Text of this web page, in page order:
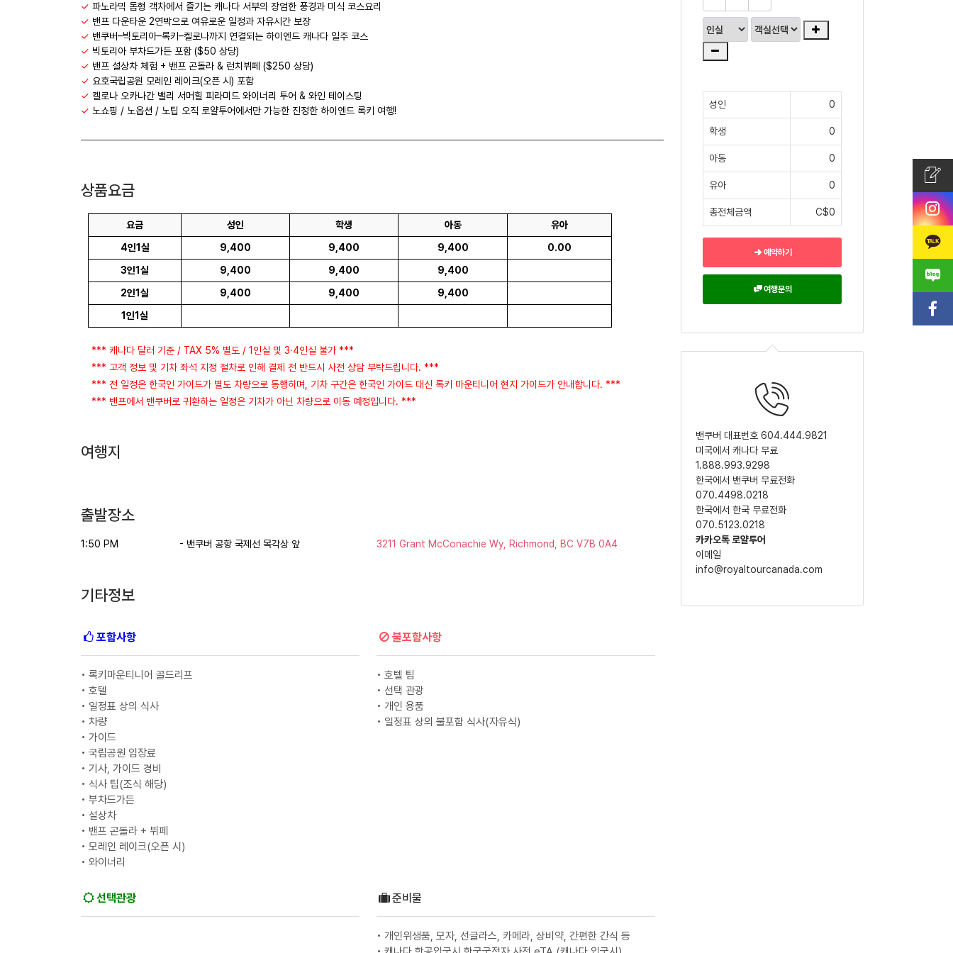
✓ 파노라믹 돔형 객차에서 즐기는 캐나다 서부의 장엄한 풍경과 미식 코스요리
✓ 밴프 다운타운 2연박으로 여유로운 일정과 자유시간 보장
✓ 밴쿠버–빅토리아–록키–켈로나까지 연결되는 하이엔드 캐나다 일주 코스
✓ 빅토리아 부차드가든 포함 ($50 상당)
✓ 밴프 설상차 체험 + 밴프 곤돌라 & 런치뷔페 ($250 상당)
✓ 요호국립공원 모레인 레이크(오픈 시) 포함
✓ 켈로나 오카나간 밸리 서머힐 피라미드 와이너리 투어 & 와인 테이스팅
✓ 노쇼핑 / 노옵션 / 노팁 오직 로얄투어에서만 가능한 진정한 하이엔드 록키 여행!
상품요금
요금 성인 학생 아동
유아
4인1실
9,400 9,400 9,400
0.00
3인1실
9,400 9,400
9,400
2인1실
9,400 9,400
9,400
1인1실
*** 캐나다 달러 기준 / TAX 5% 별도 / 1인실 및 3·4인실 불가 ***
*** 고객 정보 및 기차 좌석 지정 절차로 인해 결제 전 반드시 사전 상담 부탁드립니다. ***
*** 전 일정은 한국인 가이드가 별도 차량으로 동행하며, 기차 구간은 한국인 가이드 대신 록키 마운티니어 현지 가이드가 안내합니다. ***
*** 밴프에서 밴쿠버로 귀환하는 일정은 기차가 아닌 차량으로 이동 예정입니다. ***
여행지
출발장소
1:50 PM - 밴쿠버 공항 국제선 목각상 앞 3211 Grant McConachie Wy, Richmond, BC V7B 0A4
기타정보
포함사항
• 록키마운티니어 골드리프
• 호텔
• 일정표 상의 식사
• 차량
• 가이드
• 국립공원 입장료
• 기사, 가이드 경비
• 식사 팁(조식 해당)
• 부차드가든
• 설상차
• 밴프 곤돌라 + 뷔페
• 모레인 레이크(오픈 시)
• 와이너리
불포함사항
• 호텔 팁
• 선택 관광
• 개인 용품
• 일정표 상의 불포함 식사(자유식)
선택관광 준비물
• 개인위생품, 모자, 선글라스, 카메라, 상비약, 간편한 간식 등
성인 0
학생 0
아동 0
유아 0
총전체금액 C$0
예약하기
여행문의
밴쿠버 대표번호 604.444.9821
미국에서 캐나다 무료
1.888.993.9298
한국에서 밴쿠버 무료전화
070.4498.0218
한국에서 한국 무료전화
070.5123.0218
카카오톡 로얄투어
이메일
info@royaltourcanada.com